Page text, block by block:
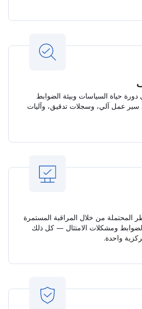
حياة السياسات وبيئة الضوابط
سير عمل آلي، وسجلات تدقيق، وآليات
المحتملة من خلال المراقبة المستمرة
الضوابط ومشكلات الامتثال — كل ذلك
واحدة.